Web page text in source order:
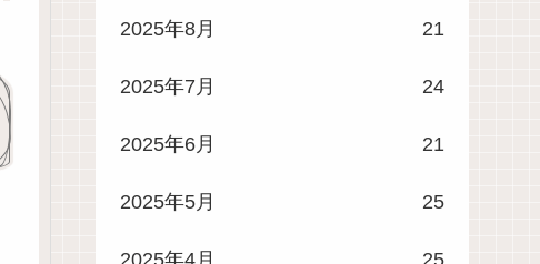
2025年8月 21
2025年7月 24
2025年6月 21
2025年5月 25
2025年4月 25